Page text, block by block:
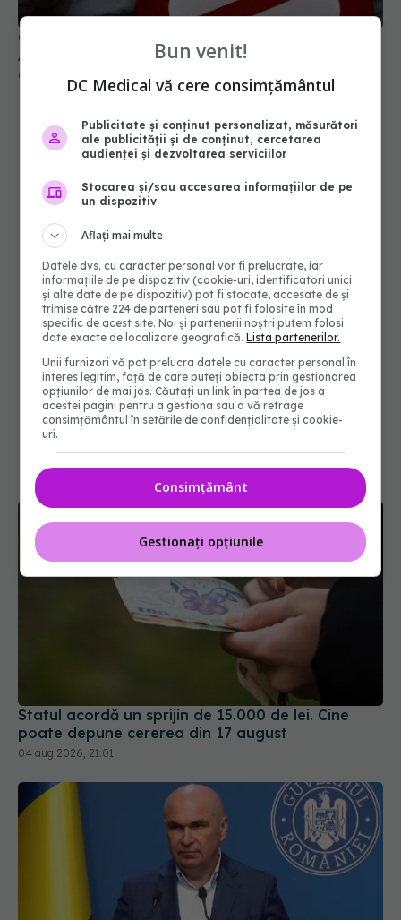
Statul acordă un sprijin de 15.000 de lei. Cine
poate depune cererea din 17 august
Ilie Bolojan, anunț despre spitale în contextul
Bun venit!
DC Medical vă cere consimțământul
Publicitate și conținut personalizat, măsurători
ale publicității și de conținut, cercetarea
audienței și dezvoltarea serviciilor
Stocarea și/sau accesarea informațiilor de pe
un dispozitiv
Aflați mai multe
Datele dvs. cu caracter personal vor fi prelucrate, iar
informațiile de pe dispozitiv (cookie-uri, identificatori unici
și alte date de pe dispozitiv) pot fi stocate, accesate de și
trimise către 224 de parteneri sau pot fi folosite în mod
specific de acest site. Noi și partenerii noștri putem folosi
date exacte de localizare geografică.Lista partenerilor.
Unii furnizori vă pot prelucra datele cu caracter personal în
interes legitim, față de care puteți obiecta prin gestionarea
opțiunilor de mai jos. Căutați un link în partea de jos a
acestei pagini pentru a gestiona sau a vă retrage
consimțământul în setările de confidențialitate și cookie-
uri.
Consimțământ
Gestionați opțiunile